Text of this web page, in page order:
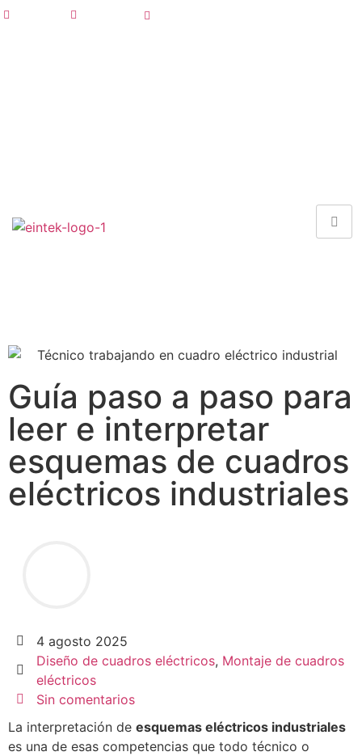
Guía paso a paso para
leer e interpretar
esquemas de cuadros
eléctricos industriales
4 agosto 2025
Diseño de cuadros eléctricos, Montaje de cuadros
eléctricos
Sin comentarios
La interpretación de esquemas eléctricos industriales
es una de esas competencias que todo técnico o